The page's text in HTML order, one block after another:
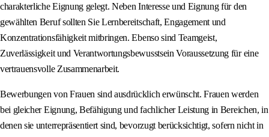
charakterliche Eignung gelegt. Neben Interesse und Eignung für den
gewählten Beruf sollten Sie Lernbereitschaft, Engagement und
Konzentrationsfähigkeit mitbringen. Ebenso sind Teamgeist,
Zuverlässigkeit und Verantwortungsbewusstsein Voraussetzung für eine
vertrauensvolle Zusammenarbeit.
Bewerbungen von Frauen sind ausdrücklich erwünscht. Frauen werden
bei gleicher Eignung, Befähigung und fachlicher Leistung in Bereichen, in
denen sie unterrepräsentiert sind, bevorzugt berücksichtigt, sofern nicht in